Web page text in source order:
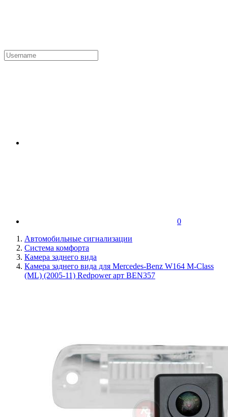
0
Автомобильные сигнализации
Система комфорта
Камера заднего вида
Камера заднего вида для Mercedes-Benz W164 M-Class
(ML) (2005-11) Redpower арт BEN357